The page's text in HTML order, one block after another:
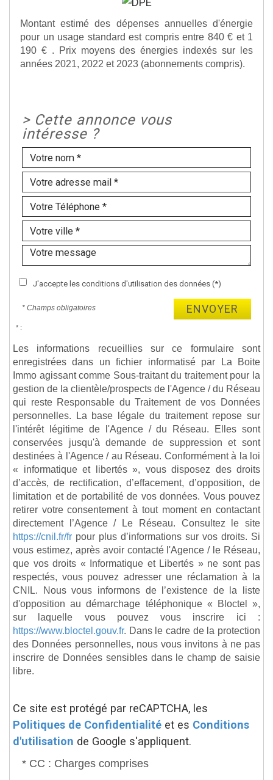
Montant estimé des dépenses annuelles d'énergie
pour un usage standard est compris entre 840 € et 1
190 € . Prix moyens des énergies indexés sur les
années 2021, 2022 et 2023 (abonnements compris).
> Cette annonce vous
intéresse ?
J'accepte les conditions d'utilisation des données (*)
* Champs obligatoires ENVOYER
* :
Les informations recueillies sur ce formulaire sont
enregistrées dans un fichier informatisé par La Boite
Immo agissant comme Sous-traitant du traitement pour la
gestion de la clientèle/prospects de l'Agence / du Réseau
qui reste Responsable du Traitement de vos Données
personnelles. La base légale du traitement repose sur
l'intérêt légitime de l'Agence / du Réseau. Elles sont
conservées jusqu'à demande de suppression et sont
destinées à l'Agence / au Réseau. Conformément à la loi
« informatique et libertés », vous disposez des droits
d’accès, de rectification, d’effacement, d’opposition, de
limitation et de portabilité de vos données. Vous pouvez
retirer votre consentement à tout moment en contactant
directement l’Agence / Le Réseau. Consultez le site
https://cnil.fr/fr pour plus d’informations sur vos droits. Si
vous estimez, après avoir contacté l'Agence / le Réseau,
que vos droits « Informatique et Libertés » ne sont pas
respectés, vous pouvez adresser une réclamation à la
CNIL. Nous vous informons de l’existence de la liste
d'opposition au démarchage téléphonique « Bloctel »,
sur laquelle vous pouvez vous inscrire ici :
https://www.bloctel.gouv.fr. Dans le cadre de la protection
des Données personnelles, nous vous invitons à ne pas
inscrire de Données sensibles dans le champ de saisie
libre.
Ce site est protégé par reCAPTCHA, les
Politiques de Confidentialité et es Conditions
d'utilisation de Google s'appliquent.
* CC : Charges comprises